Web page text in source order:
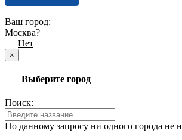
Ваш город:
Москва?
Нет
×
Выберите город
Поиск:
По данному запросу ни одного города не